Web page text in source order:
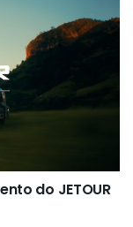
do JETOUR